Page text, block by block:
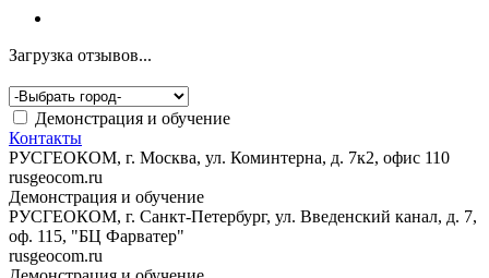
Загрузка отзывов...
Демонстрация и обучение
Контакты
РУСГЕОКОМ, г. Москва, ул. Коминтерна, д. 7к2, офис 110
rusgeocom.ru
Демонстрация и обучение
РУСГЕОКОМ, г. Санкт-Петербург, ул. Введенский канал, д. 7,
оф. 115, "БЦ Фарватер"
rusgeocom.ru